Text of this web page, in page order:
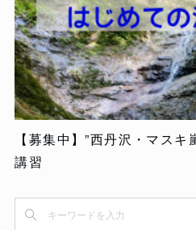
【募集中】”西丹沢・マス
講習